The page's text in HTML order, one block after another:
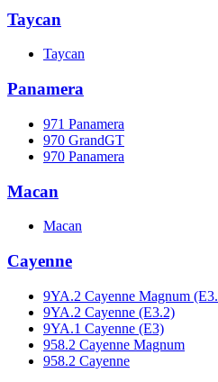
Taycan
Taycan
Panamera
971 Panamera
970 GrandGT
970 Panamera
Macan
Macan
Cayenne
9YA.2 Cayenne Magnum
9YA.2 Cayenne (E3.2)
9YA.1 Cayenne (E3)
958.2 Cayenne Magnum
958.2 Cayenne